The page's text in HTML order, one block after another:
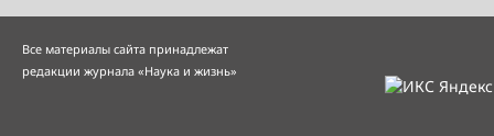
Все материалы сайта принадлежат
редакции журнала «Наука и жизнь»